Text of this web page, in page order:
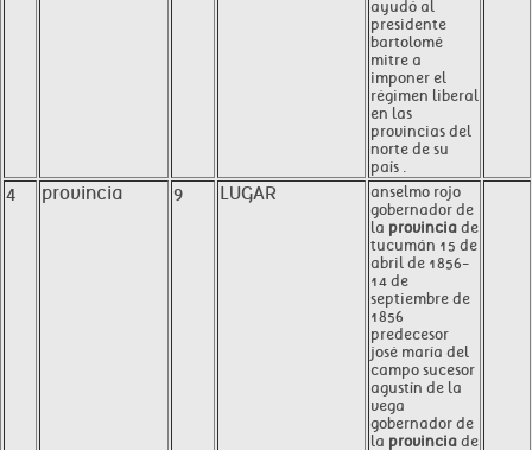
ayudó al
presidente
bartolomé
mitre a
imponer el
régimen liberal
en las
provincias del
norte de su
país .
4 provincia 9 LUGAR
anselmo rojo
gobernador de
la provincia de
tucumán 15 de
abril de 1856-
14 de
septiembre de
1856
predecesor
josé maría del
campo sucesor
agustín de la
vega
gobernador de
la provincia de